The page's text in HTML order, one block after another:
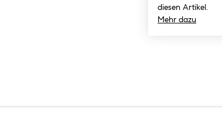
diesen Artikel.
Mehr dazu